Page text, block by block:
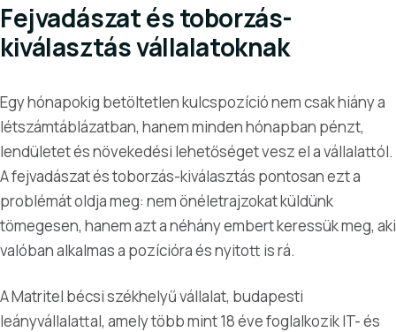
Fejvadászat és toborzás-
kiválasztás vállalatoknak
Egy hónapokig betöltetlen kulcspozíció nem csak hiány a
létszámtáblázatban, hanem minden hónapban pénzt,
lendületet és növekedési lehetőséget vesz el a vállalattól.
A fejvadászat és toborzás-kiválasztás pontosan ezt a
problémát oldja meg: nem önéletrajzokat küldünk
tömegesen, hanem azt a néhány embert keressük meg, aki
valóban alkalmas a pozícióra és nyitott is rá.
A Matritel bécsi székhelyű vállalat, budapesti
leányvállalattal, amely több mint 18 éve foglalkozik IT- és